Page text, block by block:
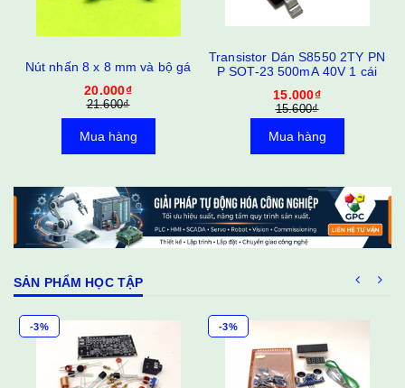
Nút nhấn 8 x 8 mm và bộ gá
20.000₫
21.600₫
Mua hàng
Transistor Dán S8550 2TY PN
P SOT-23 500mA 40V 1 cái
15.000₫
15.600₫
Mua hàng
SẢN PHẨM HỌC TẬP
-3% -3%